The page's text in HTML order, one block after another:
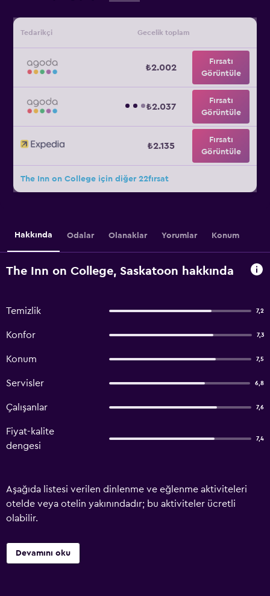
Tedarikçi Gecelik toplam
₺2.002
Fırsatı
Görüntüle
₺2.037
Fırsatı
Görüntüle
₺2.135
Fırsatı
Görüntüle
The Inn on College için diğer 22fırsat
Hakkında Odalar Olanaklar Yorumlar Konum
The Inn on College, Saskatoon hakkında
Temizlik 7,2
Konfor 7,3
Konum 7,5
Servisler 6,8
Çalışanlar 7,6
Fiyat-kalite
dengesi
7,4
Aşağıda listesi verilen dinlenme ve eğlenme aktiviteleri
otelde veya otelin yakınındadır; bu aktiviteler ücretli
olabilir.
Devamını oku